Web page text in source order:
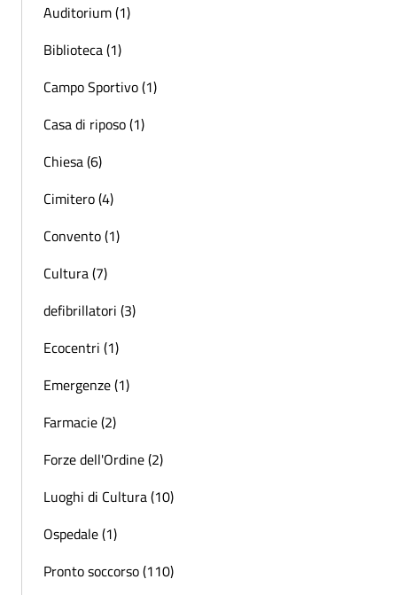
Auditorium (1)
Biblioteca (1)
Campo Sportivo (1)
Casa di riposo (1)
Chiesa (6)
Cimitero (4)
Convento (1)
Cultura (7)
defibrillatori (3)
Ecocentri (1)
Emergenze (1)
Farmacie (2)
Forze dell'Ordine (2)
Luoghi di Cultura (10)
Ospedale (1)
Pronto soccorso (110)